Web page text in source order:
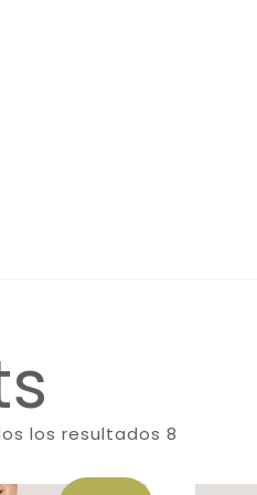
los resultados 8